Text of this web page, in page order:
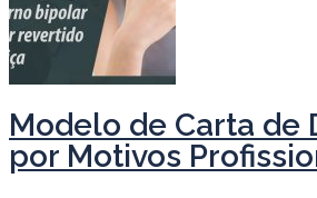
Modelo de Carta de
por Motivos